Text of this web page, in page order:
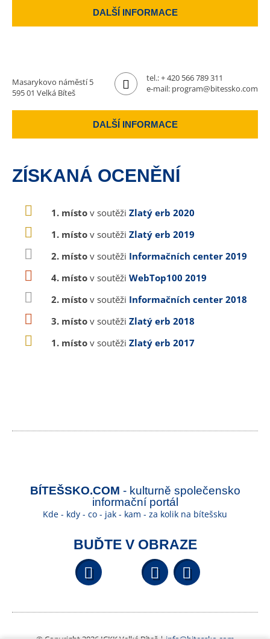
DALŠÍ INFORMACE
Masarykovo náměstí 5
595 01 Velká Bíteš
tel.:+ 420 566 789 311
e-mail: program@bitessko.com
DALŠÍ INFORMACE
ZÍSKANÁ OCENĚNÍ
1. místo v soutěži Zlatý erb 2020
1. místo v soutěži Zlatý erb 2019
2. místo v soutěži Informačních center 2019
4. místo v soutěži WebTop100 2019
2. místo v soutěži Informačních center 2018
3. místo v soutěži Zlatý erb 2018
1. místo v soutěži Zlatý erb 2017
BÍTEŠSKO.COM - kulturně společensko
informační portál
Kde - kdy - co - jak - kam - za kolik na bítešsku
BUĎTE V OBRAZE
Facebook YouTube